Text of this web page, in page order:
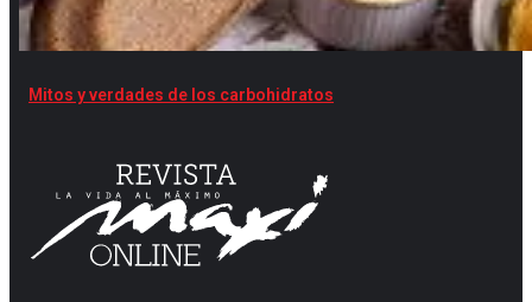
Mitos y verdades de los carbohidratos